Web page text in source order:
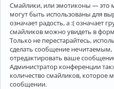
Смайлики, или эмотиконы — это
могут быть использованы для
означает радость, а :( означает
смайликов можно увидеть в
Только не перестарайтесь,
сделать сообщение
отредактировать ваше
Администратор конференции
количество смайликов, которое
сообщении.